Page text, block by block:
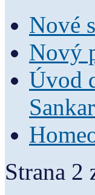
Nové
Nový
Úvod
Strana 2